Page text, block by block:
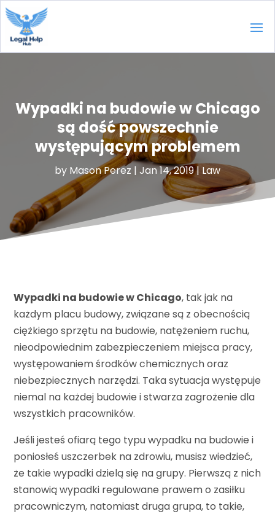
Wypadki na budowie w Chicago
są dość powszechnie
występującym problemem
by Mason Perez | Jan 14, 2019| Law
Wypadki na budowie w Chicago, tak jak na
każdym placu budowy, związane są z obecnością
ciężkiego sprzętu na budowie, natężeniem ruchu,
nieodpowiednim zabezpieczeniem miejsca pracy,
występowaniem środków chemicznych oraz
niebezpiecznych narzędzi. Taka sytuacja występuje
niemal na każdej budowie i stwarza zagrożenie dla
wszystkich pracowników.
Jeśli jesteś ofiarą tego typu wypadku na budowie i
poniosłeś uszczerbek na zdrowiu, musisz wiedzieć,
że takie wypadki dzielą się na grupy. Pierwszą z nich
stanowią wypadki regulowane prawem o zasiłku
pracowniczym, natomiast druga grupa, to takie,